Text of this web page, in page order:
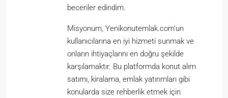
beceriler edindim.
Misyonum, Yenikonutemlak.com’un
kullanıcılarına en iyi hizmeti sunmak ve
onların ihtiyaçlarını en doğru şekilde
karşılamaktır. Bu platformda konut alım
satımı, kiralama, emlak yatırımları gibi
konularda size rehberlik etmek için